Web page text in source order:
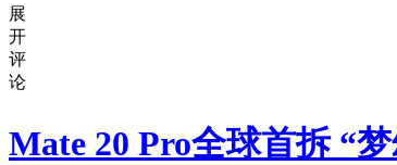
展
开
评
论
Mate 20 Pro全球首拆 “